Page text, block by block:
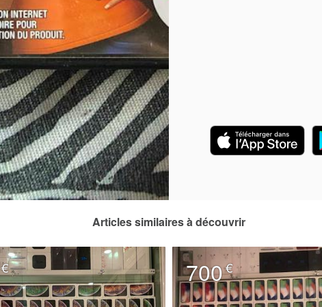
Articles similaires à découvrir
€ 700€